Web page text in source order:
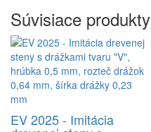
Súvisiace produkty
EV 2025 - Imitácia